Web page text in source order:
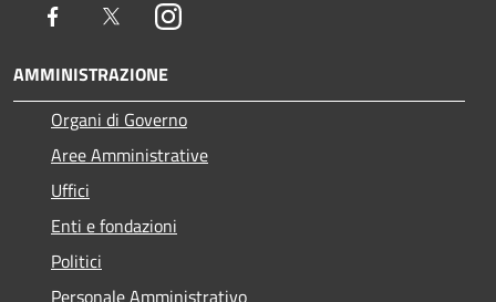
Facebook TwitterInstagram
AMMINISTRAZIONE
Organi di Governo
Aree Amministrative
Uffici
Enti e fondazioni
Politici
Personale Amministrativo